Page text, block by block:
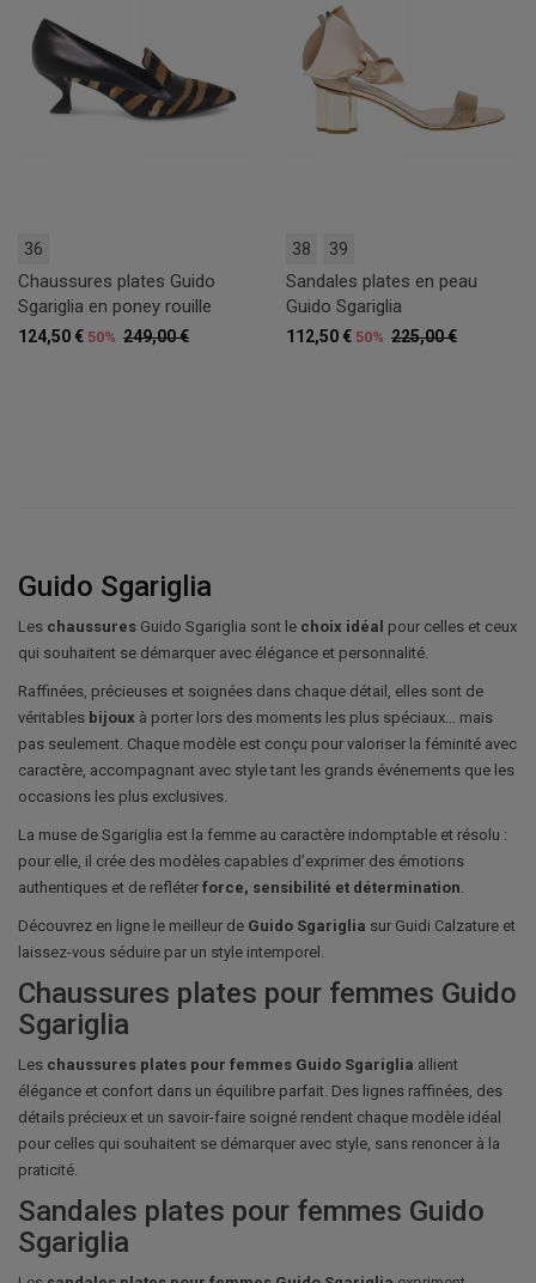
36
Chaussures plates Guido
Sgariglia en poney rouille
249,00 €
124,50 € 50%
38 39
Sandales plates en peau
Guido Sgariglia
225,00 €
112,50 € 50%
Guido Sgariglia
Les chaussures Guido Sgariglia sont le choix idéal pour celles et ceux
qui souhaitent se démarquer avec élégance et personnalité.
Raffinées, précieuses et soignées dans chaque détail, elles sont de
véritables bijoux à porter lors des moments les plus spéciaux… mais
pas seulement. Chaque modèle est conçu pour valoriser la féminité avec
caractère, accompagnant avec style tant les grands événements que les
occasions les plus exclusives.
La muse de Sgariglia est la femme au caractère indomptable et résolu :
pour elle, il crée des modèles capables d’exprimer des émotions
authentiques et de refléter force, sensibilité et détermination
Découvrez en ligne le meilleur de Guido Sgariglia sur Guidi Calzature et
laissez-vous séduire par un style intemporel.
Chaussures plates pour femmes Guido
Sgariglia
Les chaussures plates pour femmes Guido Sgariglia allient
élégance et confort dans un équilibre parfait. Des lignes raffinées, des
détails précieux et un savoir-faire soigné rendent chaque modèle idéal
pour celles qui souhaitent se démarquer avec style, sans renoncer à la
praticité.
Sandales plates pour femmes Guido
Sgariglia